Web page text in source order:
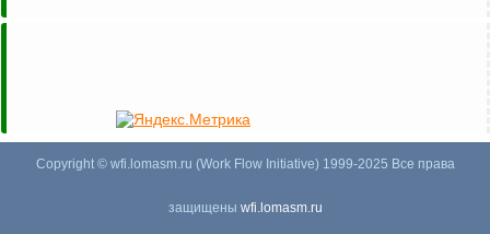
Copyright © wfi.lomasm.ru (Work Flow Initiative) 1999-2025 Все права
защищены wfi.lomasm.ru